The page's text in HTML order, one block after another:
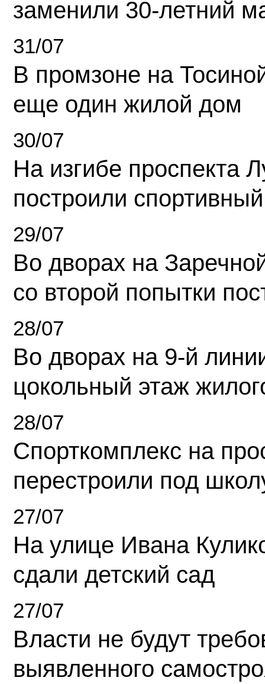
заменили 30-летний
31/07
В промзоне на
еще один жилой дом
30/07
На изгибе проспекта
построили
29/07
Во дворах на
со второй попытки
28/07
Во дворах на 9-й
цокольный этаж
28/07
Спорткомплекс на
перестроили под
27/07
На улице Ивана
сдали детский сад
27/07
Власти не будут
выявленного